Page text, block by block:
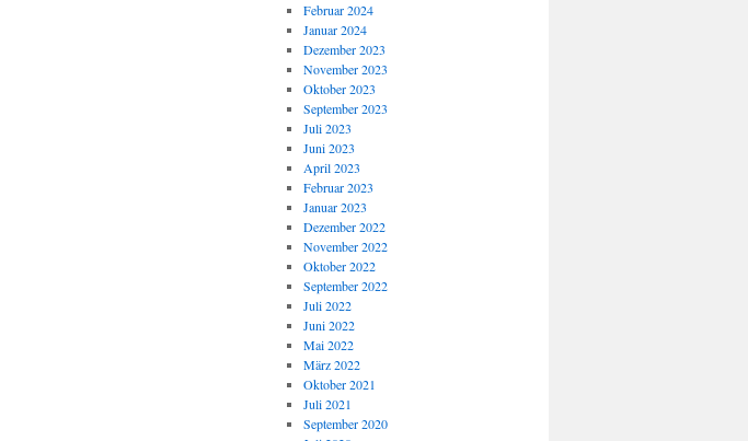
Februar 2024
Januar 2024
Dezember 2023
November 2023
Oktober 2023
September 2023
Juli 2023
Juni 2023
April 2023
Februar 2023
Januar 2023
Dezember 2022
November 2022
Oktober 2022
September 2022
Juli 2022
Juni 2022
Mai 2022
März 2022
Oktober 2021
Juli 2021
September 2020